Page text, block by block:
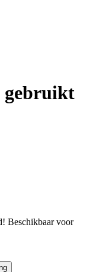
gebruikt
Beschikbaar voor